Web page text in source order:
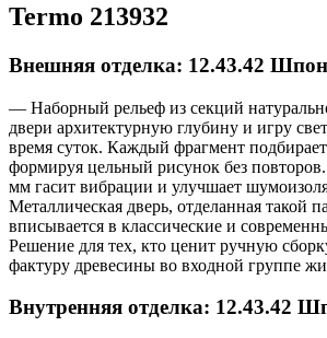
Termo 213932
Внешняя отделка: 12.43.42
— Наборный рельеф из секций
двери архитектурную глубину и игру
время суток. Каждый фрагмент
формируя цельный рисунок без
мм гасит вибрации и улучшает
Металлическая дверь, отделанная такой
вписывается в классические и
Решение для тех, кто ценит ручную
фактуру древесины во входной группе
Внутренняя отделка: 12.43.42